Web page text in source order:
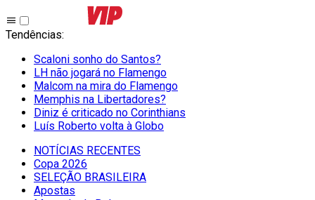
Tendências:
Scaloni sonho do Santos?
LH não jogará no Flamengo
Malcom na mira do Flamengo
Memphis na Libertadores?
Diniz é criticado no Corinthians
Luís Roberto volta à Globo
NOTÍCIAS RECENTES
Copa 2026
SELEÇÃO BRASILEIRA
Apostas